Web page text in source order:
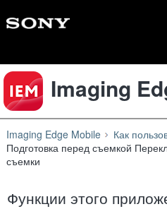
Imaging
Imaging Edge Mobile Как
Подготовка перед съемкой
съемки
Функции этого